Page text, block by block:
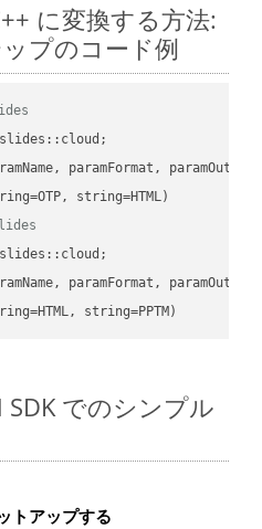
に変換する方法:
プのコード例
paramFormat,
paramFormat,
string=PPTM)
SDK でのシンプル
トアップする